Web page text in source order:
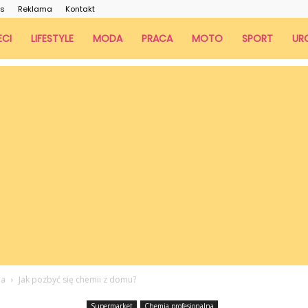
Reklama Kontakt
LIFESTYLE MODA PRACA MOTO SPORT
Jak pozbyć się chemii z domu?
Supermarket Chemia profesjonalna